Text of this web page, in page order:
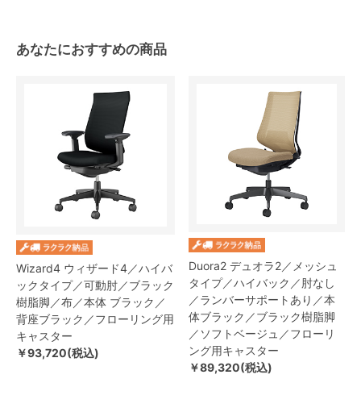
あなたにおすすめの商品
Wizard4 ウィザード4／ハイバ
ックタイプ／可動肘／ブラック
樹脂脚／布／本体 ブラック／
背座ブラック／フローリング用
キャスター
￥93,720(税込)
Duora2 デュオラ2／メッシュ
タイプ／ハイバック／肘なし
／ランバーサポートあり／本
体ブラック／ブラック樹脂脚
／ソフトベージュ／フローリ
ング用キャスター
￥89,320(税込)